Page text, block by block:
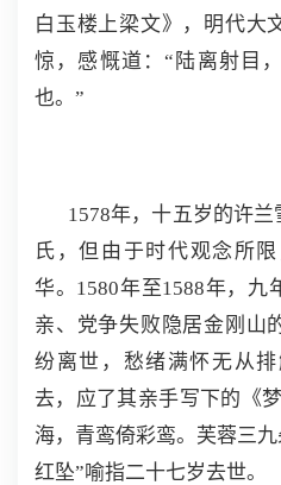
白玉楼上梁文》，明代大
惊，感慨道：“陆离射目
也。”
1578年，十五岁的许
氏，但由于时代观念所
华。1580年至1588年，九
亲、党争失败隐居金刚山
纷离世，愁绪满怀无从
去，应了其亲手写下的《
海，青鸾倚彩鸾。芙蓉三
红坠”喻指二十七岁去世。